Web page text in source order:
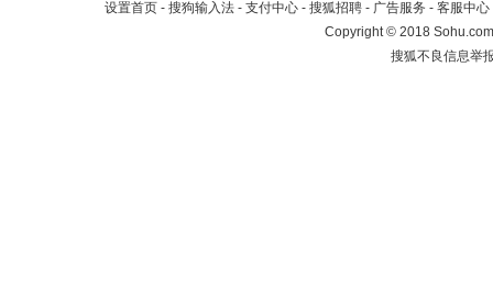
设置首页 - 搜狗输入法 - 支付中心 - 搜狐招聘 - 广告服务 - 客服中心
Copyright©2018
搜狐不良信息举